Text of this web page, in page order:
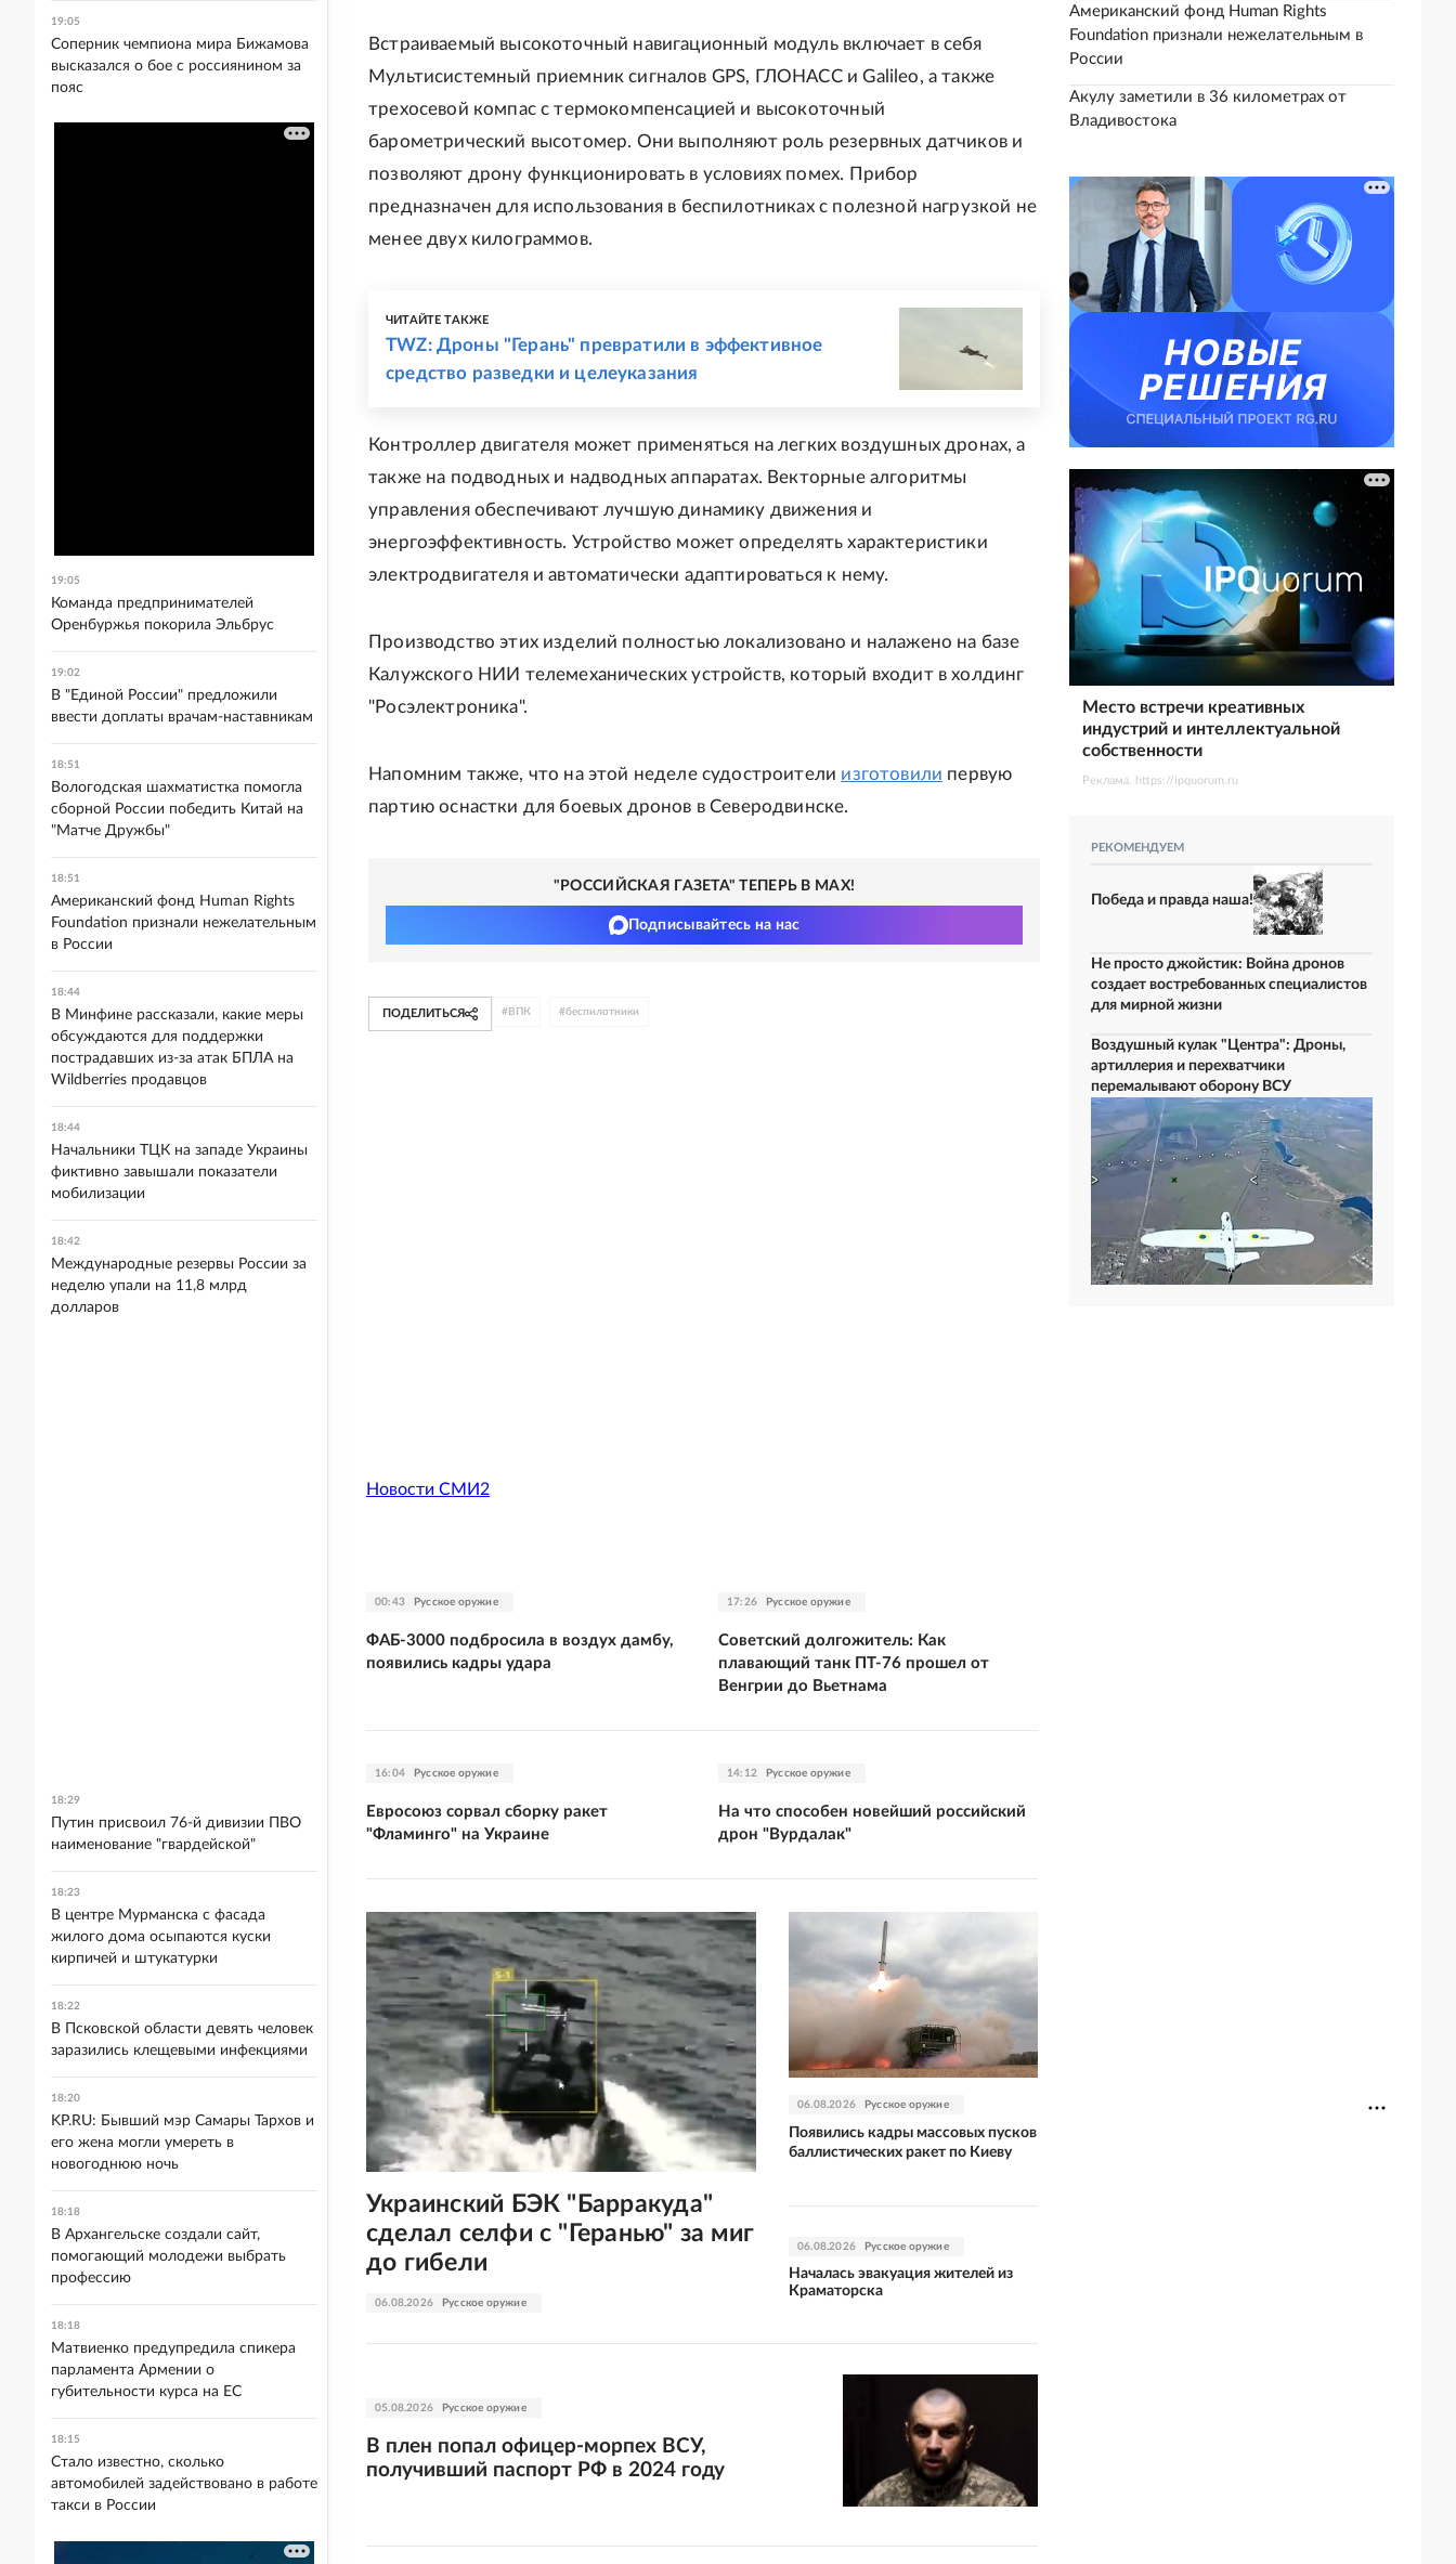
Встраиваемый высокоточный навигационный модуль включает в себя
Мультисистемный приемник сигналов GPS, ГЛОНАСС и Galileo, а также
трехосевой компас с термокомпенсацией и высокоточный
барометрический высотомер. Они выполняют роль резервных датчиков и
позволяют дрону функционировать в условиях помех. Прибор
предназначен для использования в беспилотниках с полезной нагрузкой не
менее двух килограммов.
ЧИТАЙТЕ ТАКЖЕ
TWZ: Дроны "Герань" превратили в эффективное
средство разведки и целеуказания
Контроллер двигателя может применяться на легких воздушных дронах, а
также на подводных и надводных аппаратах. Векторные алгоритмы
управления обеспечивают лучшую динамику движения и
энергоэффективность. Устройство может определять характеристики
электродвигателя и автоматически адаптироваться к нему.
Производство этих изделий полностью локализовано и налажено на базе
Калужского НИИ телемеханических устройств, который входит в холдинг
"Росэлектроника".
Напомним также, что на этой неделе судостроители изготовили первую
партию оснастки для боевых дронов в Северодвинске.
"РОССИЙСКАЯ ГАЗЕТА" ТЕПЕРЬ В MAX!
Подписывайтесь на нас
ПОДЕЛИТЬСЯ # ВПК #беспилотники
Новости СМИ2
00:43 Русское оружие
ФАБ-3000 подбросила в воздух дамбу,
появились кадры удара
17:26 Русское оружие
Советский долгожитель: Как
плавающий танк ПТ-76 прошел от
Венгрии до Вьетнама
16:04 Русское оружие
Евросоюз сорвал сборку ракет
"Фламинго" на Украине
14:12 Русское оружие
На что способен новейший российский
дрон "Вурдалак"
06.08.2026 Русское оружие
Украинский БЭК "Барракуда"
сделал селфи с "Геранью" за миг
до гибели
06.08.2026 Русское оружие
Появились кадры массовых пусков
баллистических ракет по Киеву
06.08.2026 Русское оружие
Началась эвакуация жителей из
Краматорска
05.08.2026 Русское оружие
В плен попал офицер-морпех ВСУ,
получивший паспорт РФ в 2024 году
Американский фонд Human Rights
Foundation признали нежелательным в
России
Акулу заметили в 36 километрах от
Владивостока
Место встречи креативных
индустрий и интеллектуальной
собственности
Реклама. https://ipquorum.ru
РЕКОМЕНДУЕМ
Победа и правда наша!
Не просто джойстик: Война дронов
создает востребованных специалистов
для мирной жизни
Воздушный кулак "Центра": Дроны,
артиллерия и перехватчики
перемалывают оборону ВСУ
19:05
Соперник чемпиона мира Бижамова
высказался о бое с россиянином за
пояс
19:05
Команда предпринимателей
Оренбуржья покорила Эльбрус
19:02
В "Единой России" предложили
ввести доплаты врачам-наставникам
18:51
Вологодская шахматистка помогла
сборной России победить Китай на
"Матче Дружбы"
18:51
Американский фонд Human Rights
Foundation признали нежелательным
в России
18:44
В Минфине рассказали, какие меры
обсуждаются для поддержки
пострадавших из-за атак БПЛА на
Wildberries продавцов
18:44
Начальники ТЦК на западе Украины
фиктивно завышали показатели
мобилизации
18:42
Международные резервы России за
неделю упали на 11,8 млрд
долларов
18:29
Путин присвоил 76-й дивизии ПВО
наименование "гвардейской"
18:23
В центре Мурманска с фасада
жилого дома осыпаются куски
кирпичей и штукатурки
18:22
В Псковской области девять человек
заразились клещевыми инфекциями
18:20
KP.RU: Бывший мэр Самары Тархов и
его жена могли умереть в
новогоднюю ночь
18:18
В Архангельске создали сайт,
помогающий молодежи выбрать
профессию
18:18
Матвиенко предупредила спикера
парламента Армении о
губительности курса на ЕС
18:15
Стало известно, сколько
автомобилей задействовано в работе
такси в России